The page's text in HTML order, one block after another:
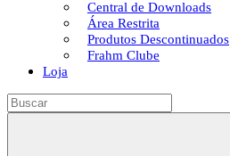
Central de Downloads
Área Restrita
Produtos Descontinuados
Frahm Clube
Loja